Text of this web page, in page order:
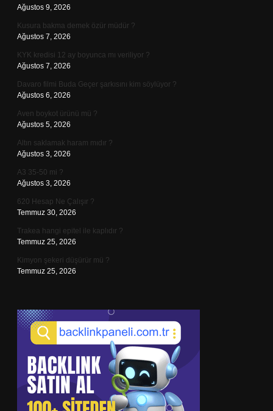
Ağustos 9, 2026
Kusura bakma demek özür müdür ?
Ağustos 7, 2026
KYK kredisi 12 ay boyunca mı veriliyor ?
Ağustos 7, 2026
Davaro filmi Buda Geçer şarkısını kim söylüyor ?
Ağustos 6, 2026
Aven boykot ürünü mü ?
Ağustos 5, 2026
Altın saklamak haram mıdır ?
Ağustos 3, 2026
A3 35-50 mi ?
Ağustos 3, 2026
620 Hesap Ne Çalışır ?
Temmuz 30, 2026
Trakea hangi epitel ile kaplıdır ?
Temmuz 25, 2026
Kimyon şekeri düşürür mü ?
Temmuz 25, 2026